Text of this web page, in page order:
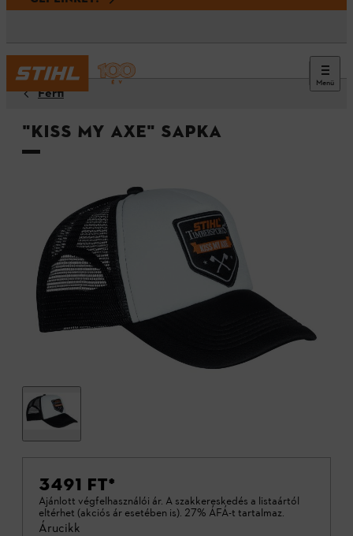
Menü
Férfi
"KISS MY AXE" sapka
3491 FT*
Ajánlott végfelhasználói ár. A szakkereskedés a listaártól
eltérhet (akciós ár esetében is). 27% ÁFÁ-t tartalmaz.
Árucikk